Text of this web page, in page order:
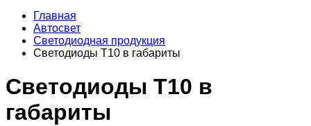
Главная
Автосвет
Светодиодная продукция
Светодиоды T10 в габариты
Светодиоды T10 в
габариты